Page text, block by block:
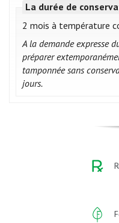
La durée de
2 mois à température
A la demande expresse
préparer
tamponnée sans
jours.